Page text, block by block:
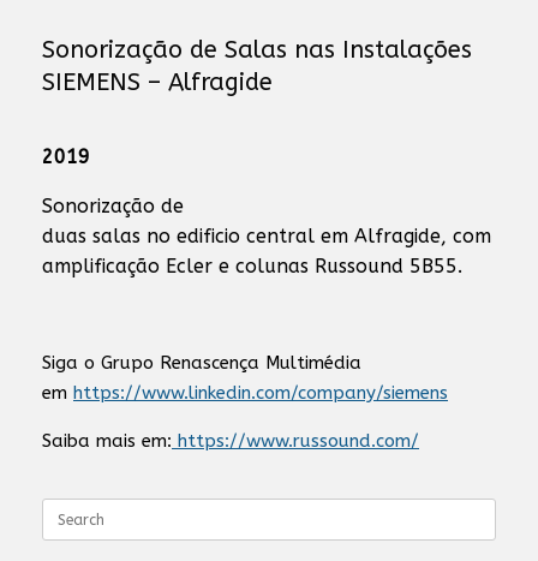
Sonorização de Salas nas Instalações
SIEMENS – Alfragide
2019
Sonorização de
duas salas no edificio central em Alfragide, com
amplificação Ecler e colunas Russound 5B55.
Siga o Grupo Renascença Multimédia
em https://www.linkedin.com/company/siemens
Saiba mais em: https://www.russound.com/
for: